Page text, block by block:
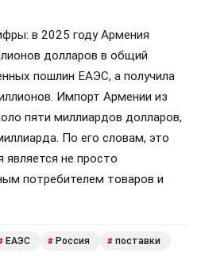
в 2025 году Армения
долларов в общий
пошлин ЕАЭС, а получила
Импорт Армении из
пяти миллиардов долларов,
По его словам, это
не просто
потребителем товаров и
ЕАЭС # Россия # поставки